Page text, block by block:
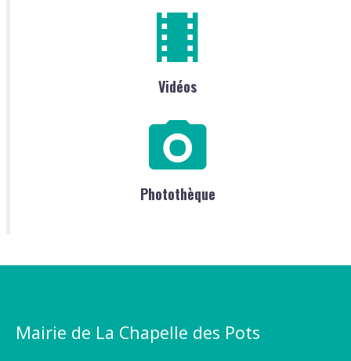
Vidéos
Photothèque
Mairie de La Chapelle des Pots